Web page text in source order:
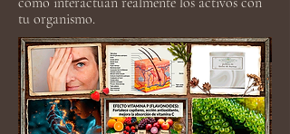
tu organismo.